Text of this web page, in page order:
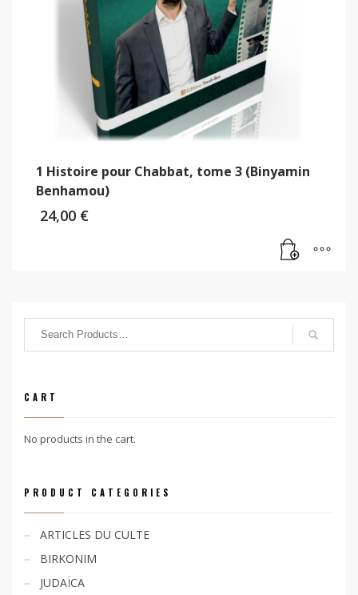
1 Histoire pour Chabbat, tome 3 (Binyamin
Benhamou)
24,00 €
CART
No products in the cart.
PRODUCT CATEGORIES
ARTICLES DU CULTE
BIRKONIM
JUDAÏCA